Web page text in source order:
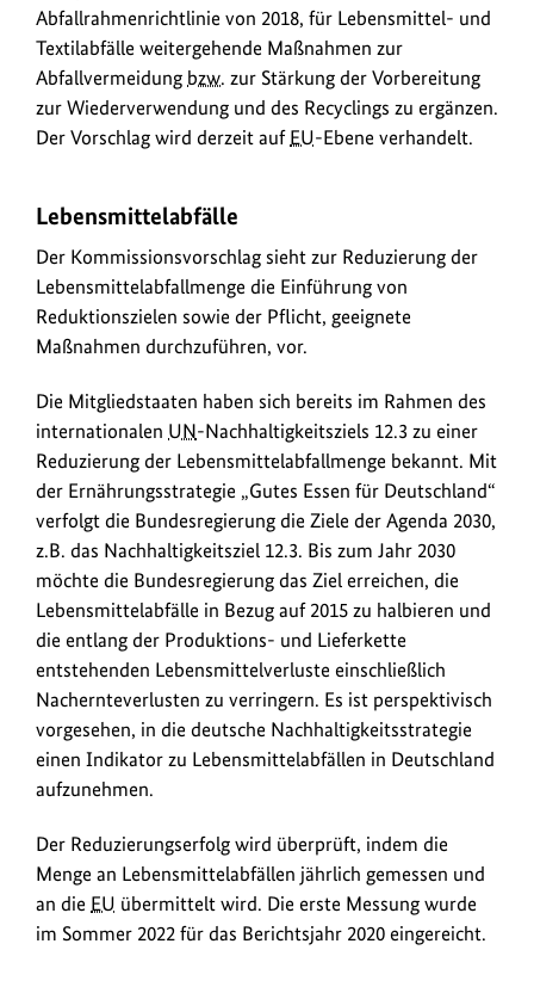
Abfallrahmenrichtlinie von 2018, für Lebensmittel- und
Textilabfälle weitergehende Maßnahmen zur
Abfallvermeidung bzw. zur Stärkung der Vorbereitung
zur Wiederverwendung und des Recyclings zu ergänzen.
Der Vorschlag wird derzeit auf EU-Ebene verhandelt.
Lebensmittelabfälle
Der Kommissionsvorschlag sieht zur Reduzierung der
Lebensmittelabfallmenge die Einführung von
Reduktionszielen sowie der Pflicht, geeignete
Maßnahmen durchzuführen, vor.
Die Mitgliedstaaten haben sich bereits im Rahmen des
internationalen UN-Nachhaltigkeitsziels 12.3 zu einer
Reduzierung der Lebensmittelabfallmenge bekannt. Mit
der Ernährungsstrategie „Gutes Essen für Deutschland“
verfolgt die Bundesregierung die Ziele der Agenda 2030,
z.B. das Nachhaltigkeitsziel 12.3. Bis zum Jahr 2030
möchte die Bundesregierung das Ziel erreichen, die
Lebensmittelabfälle in Bezug auf 2015 zu halbieren und
die entlang der Produktions- und Lieferkette
entstehenden Lebensmittelverluste einschließlich
Nachernteverlusten zu verringern. Es ist perspektivisch
vorgesehen, in die deutsche Nachhaltigkeitsstrategie
einen Indikator zu Lebensmittelabfällen in Deutschland
aufzunehmen.
Der Reduzierungserfolg wird überprüft, indem die
Menge an Lebensmittelabfällen jährlich gemessen und
an die EU übermittelt wird. Die erste Messung wurde
im Sommer 2022 für das Berichtsjahr 2020 eingereicht.